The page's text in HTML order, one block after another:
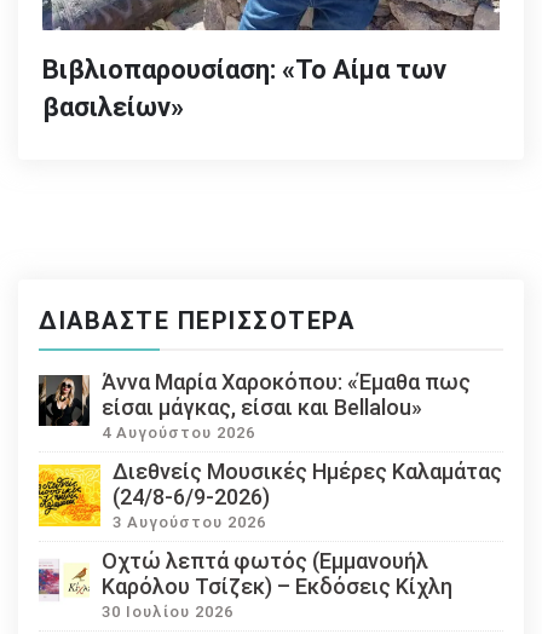
Βιβλιοπαρουσίαση: «Το Αίμα των
βασιλείων»
ΔΙΑΒΆΣΤΕ ΠΕΡΙΣΣΌΤΕΡΑ
Άννα Μαρία Χαροκόπου: «Έμαθα πως
είσαι μάγκας, είσαι και Bellalou»
4 Αυγούστου 2026
Διεθνείς Μουσικές Ημέρες Καλαμάτας
(24/8-6/9-2026)
3 Αυγούστου 2026
Οχτώ λεπτά φωτός (Εμμανουήλ
Καρόλου Τσίζεκ) – Εκδόσεις Κίχλη
30 Ιουλίου 2026